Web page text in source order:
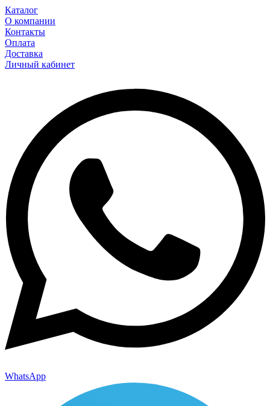
Каталог
О компании
Контакты
Оплата
Доставка
Личный кабинет
WhatsApp